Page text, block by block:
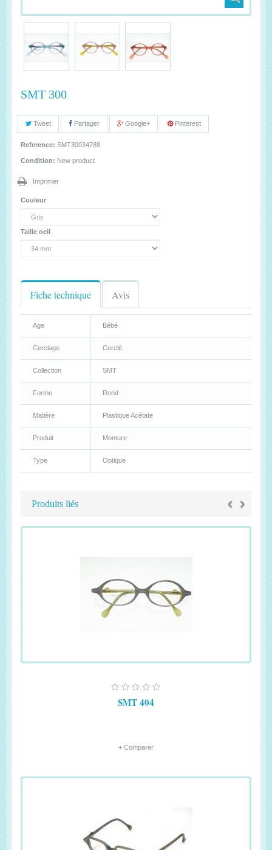
SMT 300
Tweet Partager Google+ Pinterest
Reference: SMT30034788
Condition: New product
Imprimer
Couleur
Taille oeil
Fiche technique Avis
Age Bébé
Cerclage Cerclé
Collection SMT
Forme Rond
Matière Plastique Acétate
Produit Monture
Type Optique
Produits liés ‹ ›
SMT 404
+ Comparer